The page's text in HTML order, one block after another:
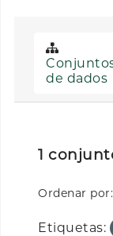
de dados
1
Ordenar por:
Etiquetas: